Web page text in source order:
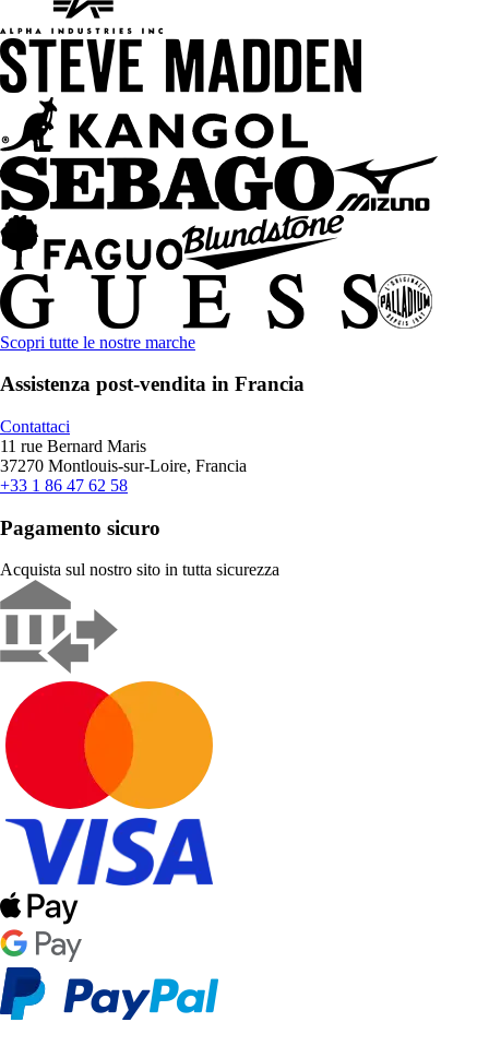
Scopri tutte le nostre marche
Assistenza post-vendita in Francia
Contattaci
11 rue Bernard Maris
37270 Montlouis-sur-Loire, Francia
+33 1 86 47 62 58
Pagamento sicuro
Acquista sul nostro sito in tutta sicurezza